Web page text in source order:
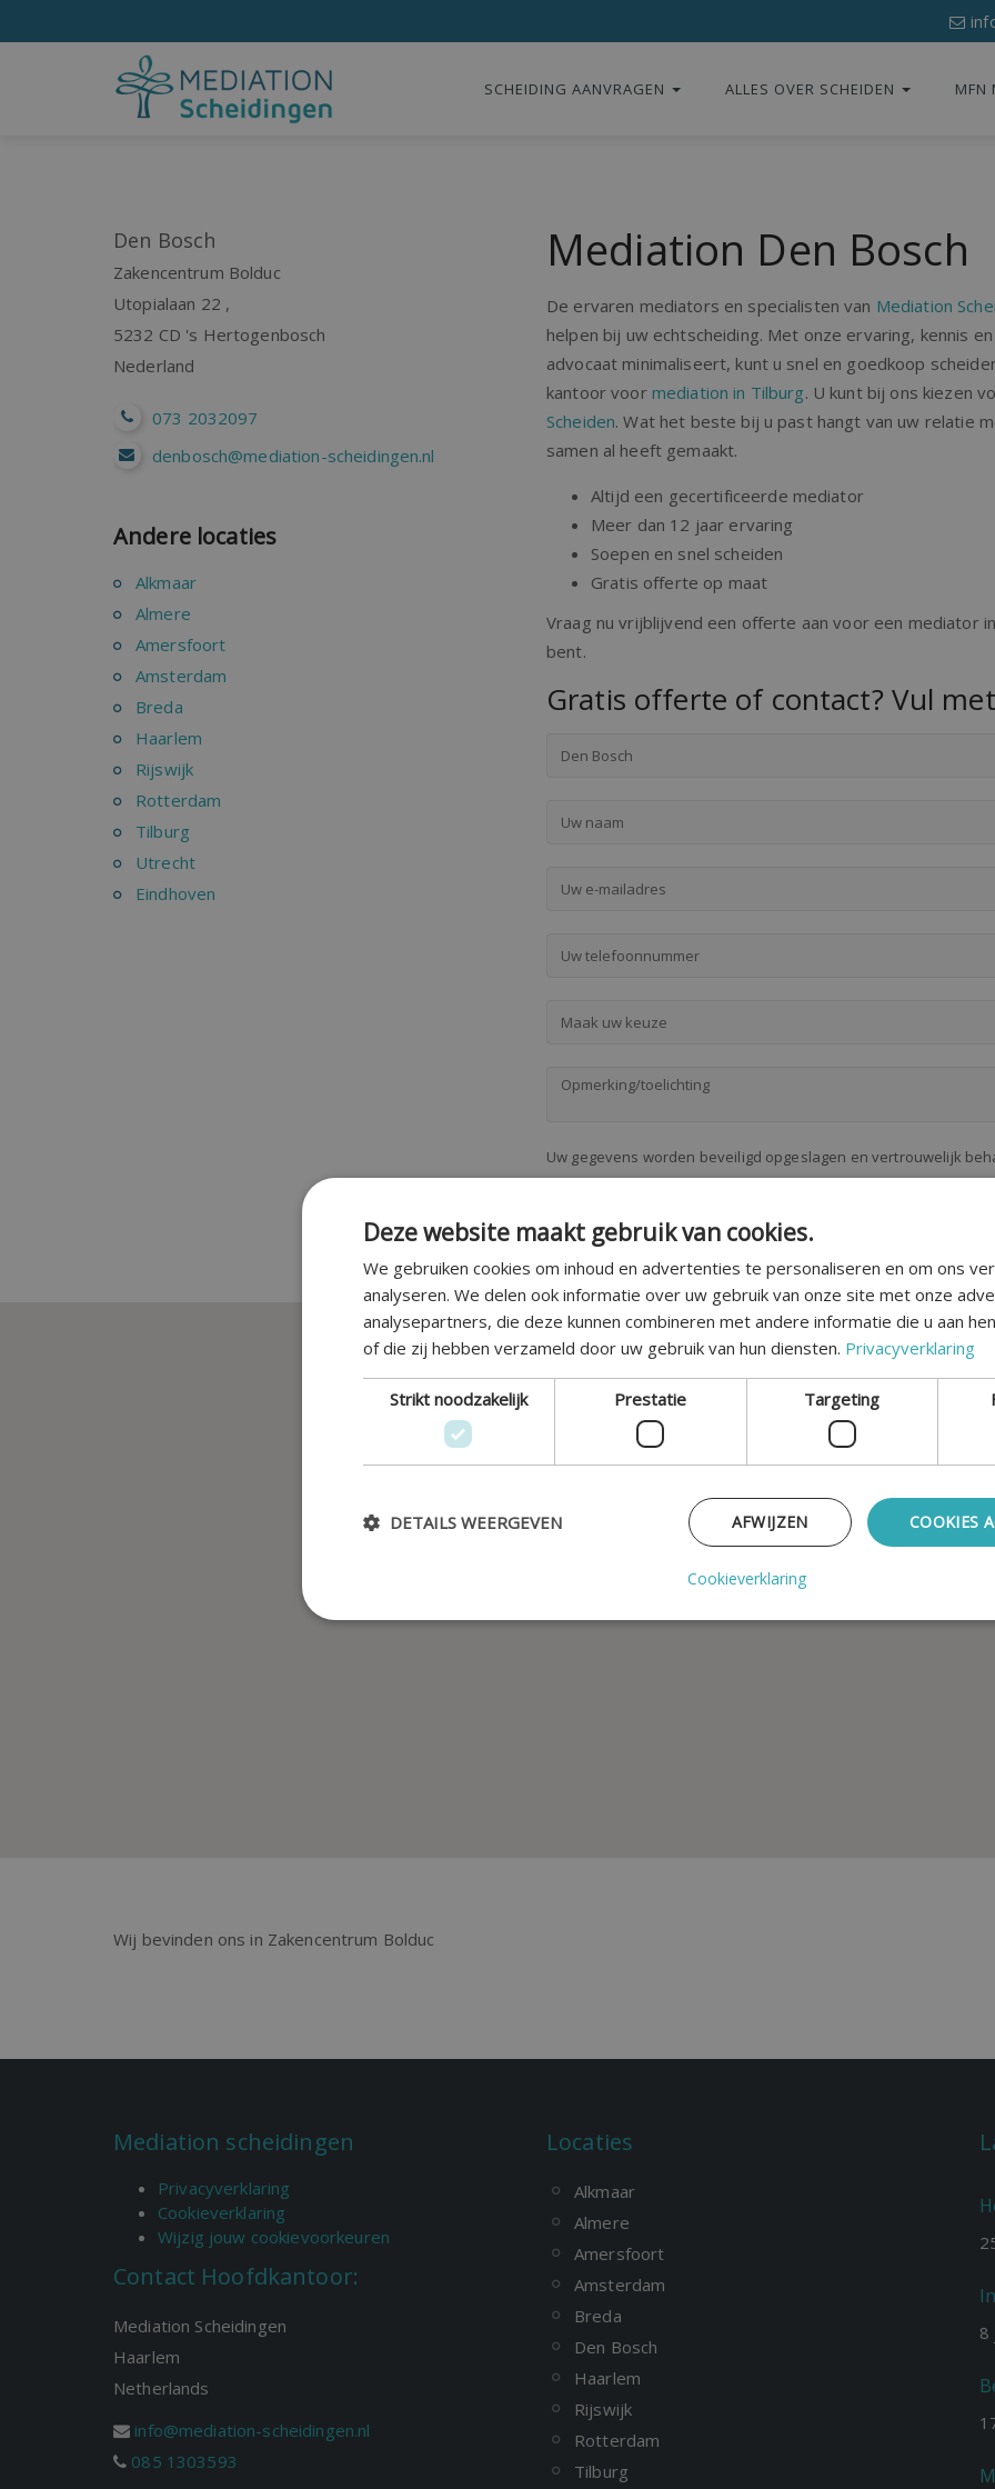
SCHEIDING AANVRAGEN ALLES OVER SCHEIDEN MFN
Den Bosch
Zakencentrum Bolduc
Utopialaan 22 ,
5232 CD 's Hertogenbosch
Nederland
073 2032097
denbosch@mediation-scheidingen.nl
Andere locaties
Alkmaar
Almere
Amersfoort
Amsterdam
Breda
Haarlem
Rijswijk
Rotterdam
Tilburg
Utrecht
Eindhoven
Mediation Den Bosch
De ervaren mediators en specialisten van Mediation
helpen bij uw echtscheiding. Met onze ervaring, kennis
advocaat minimaliseert, kunt u snel en goedkoop
kantoor voor mediation in Tilburg. U kunt bij ons kiezen
Scheiden. Wat het beste bij u past hangt van uw relatie
samen al heeft gemaakt.
Altijd een gecertificeerde mediator
Meer dan 12 jaar ervaring
Soepen en snel scheiden
Gratis offerte op maat
Vraag nu vrijblijvend een offerte aan voor een mediator
bent.
Gratis offerte of contact? Vul
Den Bosch
Maak uw keuze
Uw gegevens worden beveiligd opgeslagen en vertrouwelijk
VERZENDEN
Wij bevinden ons in Zakencentrum Bolduc
Mediation scheidingen
Privacyverklaring
Cookieverklaring
Wijzig jouw cookievoorkeuren
Contact Hoofdkantoor:
Mediation Scheidingen
Haarlem
Netherlands
info@mediation-scheidingen.nl
085 1303593
Locaties
Alkmaar
Almere
Amersfoort
Amsterdam
Breda
Den Bosch
Haarlem
Rijswijk
Rotterdam
Tilburg
8
Deze website maakt gebruik van cookies.
We gebruiken cookies om inhoud en advertenties te personaliseren en om ons
analyseren. We delen ook informatie over uw gebruik van onze site met onze
analysepartners, die deze kunnen combineren met andere informatie die u aan
of die zij hebben verzameld door uw gebruik van hun diensten. Privacyverklaring
Strikt noodzakelijk Prestatie Targeting
COOKIES
AFWIJZEN
DETAILS WEERGEVEN
Cookieverklaring